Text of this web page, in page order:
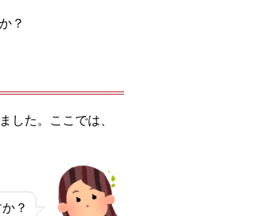
？
した。ここでは、
？